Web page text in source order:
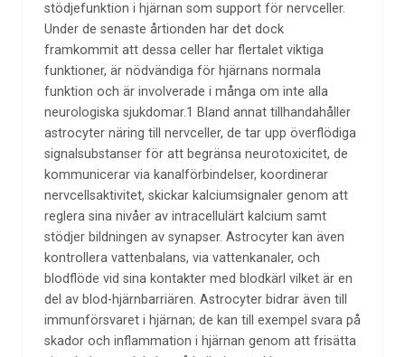
stödjefunktion i hjärnan som support för nervceller.
Under de senaste årtionden har det dock
framkommit att dessa celler har flertalet viktiga
funktioner, är nödvändiga för hjärnans normala
funktion och är involverade i många om inte alla
neurologiska sjukdomar.1 Bland annat tillhandahåller
astrocyter näring till nervceller, de tar upp överflödiga
signalsubstanser för att begränsa neurotoxicitet, de
kommunicerar via kanalförbindelser, koordinerar
nervcellsaktivitet, skickar kalciumsignaler genom att
reglera sina nivåer av intracellulärt kalcium samt
stödjer bildningen av synapser. Astrocyter kan även
kontrollera vattenbalans, via vattenkanaler, och
blodflöde vid sina kontakter med blodkärl vilket är en
del av blod-hjärnbarriären. Astrocyter bidrar även till
immunförsvaret i hjärnan; de kan till exempel svara på
skador och inflammation i hjärnan genom att frisätta